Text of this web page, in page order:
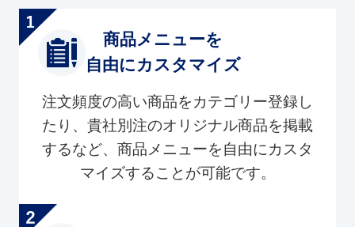
商品メニューを
自由にカスタマイズ
注文頻度の高い商品をカテゴリー登録し
たり、貴社別注のオリジナル商品を掲載
するなど、商品メニューを自由にカスタ
マイズすることが可能です。